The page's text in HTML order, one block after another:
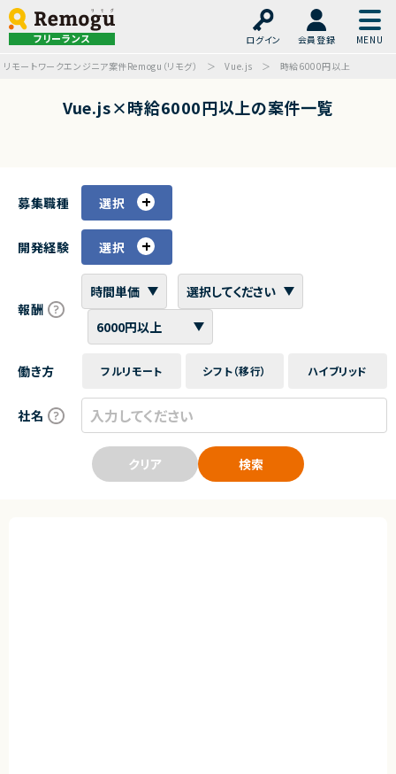
フリーランス ログイン
会員登録
リモートワークエンジニア案件Remogu（リモグ）
Vue.js 時給6000円以上
Vue.js×時給6000円以上の案件一覧
募集職種 選択
開発経験 選択
報酬
働き方 フルリモート シフト（移行） ハイブリッド
社名
クリア 検索